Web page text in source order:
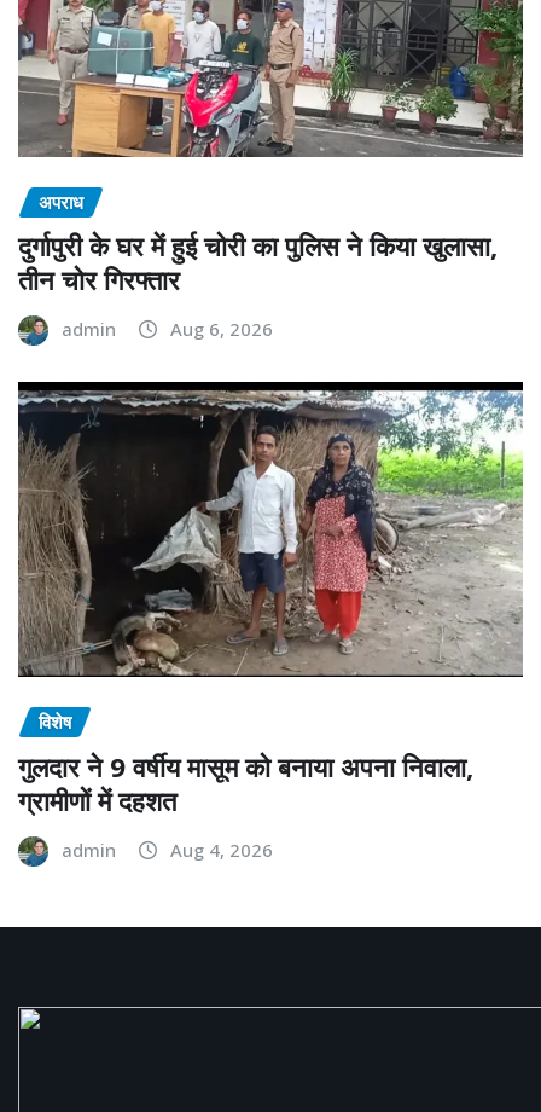
अपराध
दुर्गापुरी के घर में हुई चोरी का पुलिस ने किया खुलासा,
तीन चोर गिरफ्तार
admin Aug 6, 2026
विशेष
गुलदार ने 9 वर्षीय मासूम को बनाया अपना निवाला,
ग्रामीणों में दहशत
admin Aug 4, 2026